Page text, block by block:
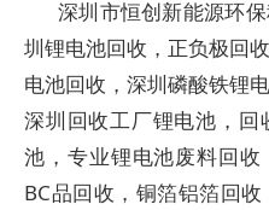
深圳市恒创新能源环
圳锂电池回收，正负极回
电池回收，深圳磷酸铁锂
深圳回收工厂锂电池，
池，专业锂电池废料回
BC品回收，铜箔铝箔回